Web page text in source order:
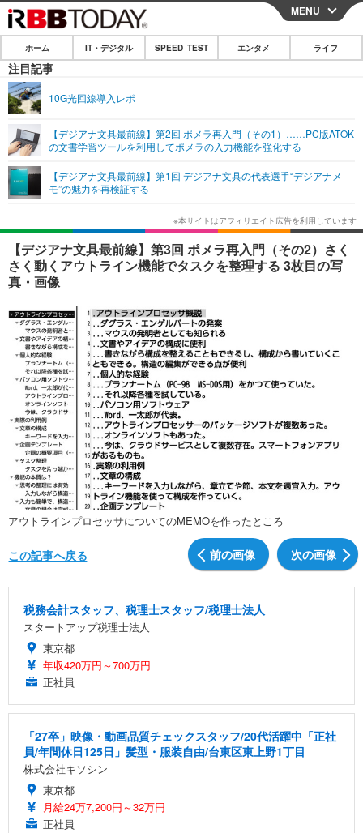
CLOSE
ホーム
IT・デジタル
ネタ ガジェット・ツール
ショッピング その他
SPEED TEST
エンタメ
エンタメTOP
韓国・芸能
音楽 スポーツ
ショッピング
ライフ
ライフTOP グルメ
ペット ショッピング
リリース一覧
プッシュ通知の停止方法
MENU
ホーム IT・デジタル SPEED TEST エンタメ ライフ
注目記事
10G光回線導入レポ
【デジアナ文具最前線】第2回 ポメラ再入門（その1）……PC版ATOK
の文書学習ツールを利用してポメラの入力機能を強化する
【デジアナ文具最前線】第1回 デジアナ文具の代表選手“デジアナメ
モ”の魅力を再検証する
【デジアナ文具最前線】第3回 ポメラ再入門（その2）さく
さく動くアウトライン機能でタスクを整理する 3枚目の写
真・画像
アウトラインプロセッサについてのMEMOを作ったところ
前の画像 次の画像
この記事へ戻る
税務会計スタッフ、税理士スタッフ/税理士法人
スタートアップ税理士法人
東京都
年収420万円～700万円
正社員
「27卒」映像・動画品質チェックスタッフ/20代活躍中「正社
員/年間休日125日」髪型・服装自由/台東区東上野1丁目
株式会社キソシン
東京都
月給24万7,200円～32万円
正社員